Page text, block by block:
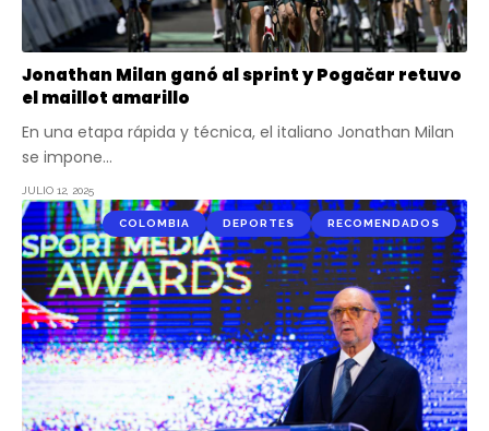
Jonathan Milan ganó al sprint y Pogačar retuvo
el maillot amarillo
En una etapa rápida y técnica, el italiano Jonathan Milan
se impone…
JULIO 12, 2025
COLOMBIA DEPORTES RECOMENDADOS